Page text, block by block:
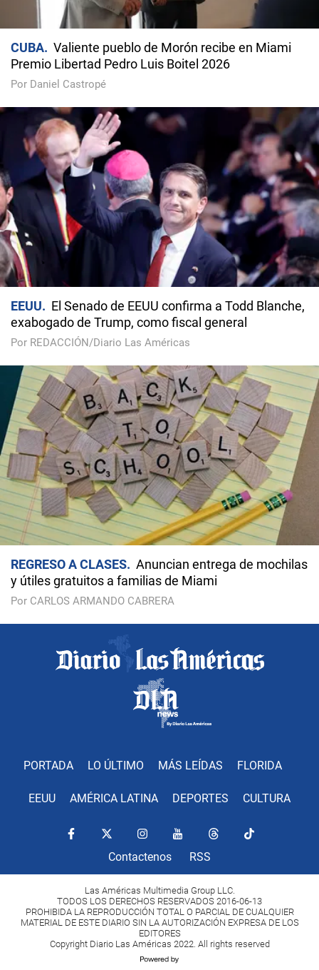
CUBA
Valiente pueblo de Morón recibe en Miami
Premio Libertad Pedro Luis Boitel 2026
Por Daniel Castropé
EEUU
El Senado de EEUU confirma a Todd Blanche,
exabogado de Trump, como fiscal general
Por REDACCIÓN/Diario Las Américas
REGRESO A CLASES
Anuncian entrega de mochilas
y útiles gratuitos a familias de Miami
Por CARLOS ARMANDO CABRERA
PORTADA LO ÚLTIMO MÁS LEÍDAS FLORIDA
EEUU AMÉRICA LATINA DEPORTES CULTURA
Contactenos RSS
Las Américas Multimedia Group LLC.
TODOS LOS DERECHOS RESERVADOS 2016-06-13
PROHIBIDA LA REPRODUCCIÓN TOTAL O PARCIAL DE CUALQUIER
MATERIAL DE ESTE DIARIO SIN LA AUTORIZACIÓN EXPRESA DE LOS
EDITORES
Copyright Diario Las Américas 2022. All rights reserved